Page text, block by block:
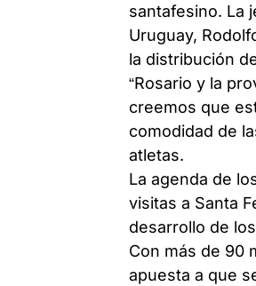
santafesino. La
Uruguay,
la distribución
“Rosario y la
creemos que
comodidad de
atletas.
La agenda de
visitas a Santa
desarrollo de
Con más de 90
apuesta a que